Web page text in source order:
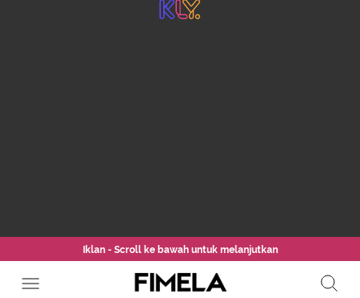
Iklan - Scroll ke bawah untuk melanjutkan